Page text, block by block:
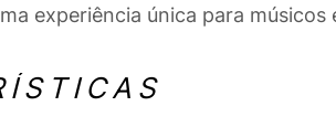
experiência única para músicos